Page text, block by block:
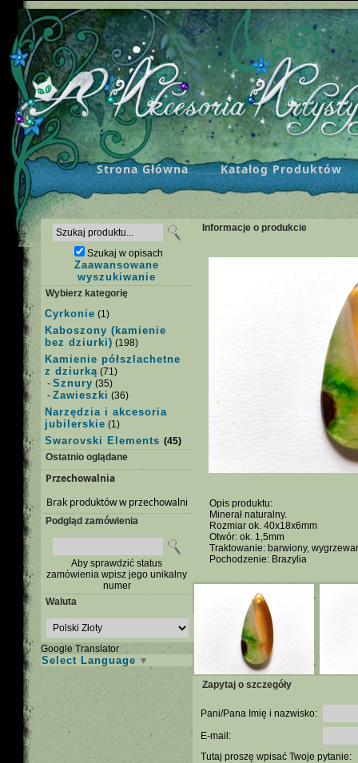
Strona Główna Katalog Produktów
Szukaj w opisach
Zaawansowane
wyszukiwanie
Wybierz kategorię
Cyrkonie (1)
Kaboszony (kamienie
bez dziurki) (198)
Kamienie półszlachetne
z dziurką (71)
- Sznury (35)
- Zawieszki (36)
Narzędzia i akcesoria
jubilerskie (1)
Swarovski Elements (45)
Ostatnio oglądane
Przechowalnia
Brak produktów w przechowalni
Podgląd zamówienia
Aby sprawdzić status
zamówienia wpisz jego unikalny
numer
Waluta
Google Translator
Select Language ▼
Informacje o produkcie
Opis produktu:
Minerał naturalny.
Rozmiar ok. 40x18x6mm
Otwór: ok. 1,5mm
Traktowanie: barwiony,
Pochodzenie: Brazylia
Zapytaj o szczegóły
Pani/Pana Imię i nazwisko:
E-mail:
Tutaj proszę wpisać Twoje pytanie: